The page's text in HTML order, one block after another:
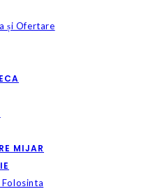
și Ofertare
MIJAR
Folosinta